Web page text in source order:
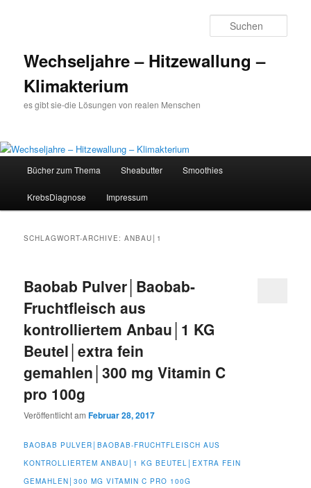
Wechseljahre – Hitzewallung –
Klimakterium
es gibt sie-die Lösungen von realen Menschen
Zum
Inhalt
Zum
sekundären
Bücher zum Thema Sheabutter Smoothies
KrebsDiagnose Impressum
SCHLAGWORT-ARCHIVE:ANBAU│1
Baobab Pulver│Baobab-
Fruchtfleisch aus
kontrolliertem Anbau│1 KG
Beutel│extra fein
gemahlen│300 mg Vitamin C
pro 100g
Veröffentlicht amFebruar 28, 2017
BAOBAB PULVER│BAOBAB-FRUCHTFLEISCH AUS
KONTROLLIERTEM ANBAU│1 KG BEUTEL│EXTRA FEIN
GEMAHLEN│300 MG VITAMIN C PRO 100G